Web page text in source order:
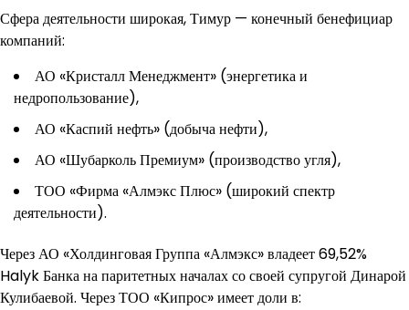
Сфера деятельности широкая, Тимур — конечный бенефициар
компаний:
АО «Кристалл Менеджмент» (энергетика и
недропользование),
АО «Каспий нефть» (добыча нефти),
АО «Шубарколь Премиум» (производство угля),
ТОО «Фирма «Алмэкс Плюс» (широкий спектр
деятельности).
Через АО «Холдинговая Группа «Алмэкс» владеет 69,52%
Halyk Банка на паритетных началах со своей супругой Динарой
Кулибаевой. Через ТОО «Кипрос» имеет доли в: